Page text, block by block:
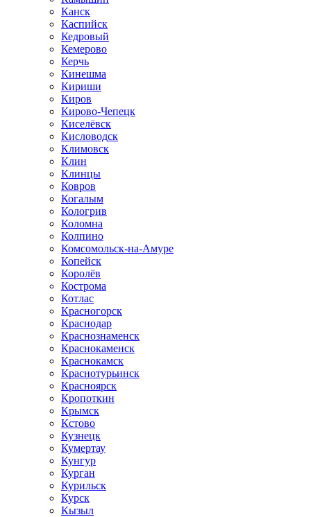
Канск
Каспийск
Кедровый
Кемерово
Керчь
Кинешма
Кириши
Киров
Кирово-Чепецк
Киселёвск
Кисловодск
Климовск
Клин
Клинцы
Ковров
Когалым
Кологрив
Коломна
Колпино
Комсомольск-на-Амуре
Копейск
Королёв
Кострома
Котлас
Красногорск
Краснодар
Краснознаменск
Краснокаменск
Краснокамск
Краснотурьинск
Красноярск
Кропоткин
Крымск
Кстово
Кузнецк
Кумертау
Кунгур
Курган
Курильск
Курск
Кызыл